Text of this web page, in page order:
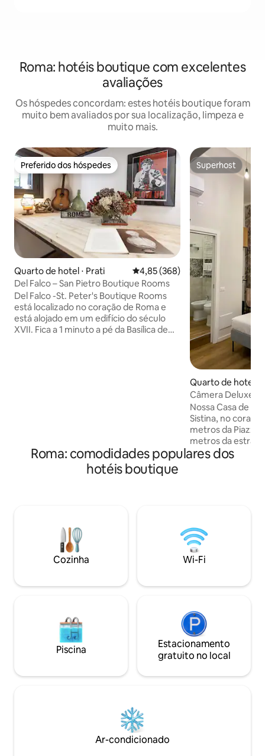
Roma: hotéis boutique com excelentes
avaliações
Os hóspedes concordam: estes hotéis boutique foram
muito bem avaliados por sua localização, limpeza e
muito mais.
Preferido dos hóspedes
Preferido dos hóspedes
Quarto de hotel ⋅ Prati 4,85 de uma avaliação média de
4,85 (368)
Del Falco – San Pietro Boutique Rooms
Del Falco -St. Peter's Boutique Rooms
está localizado no coração de Roma e
está alojado em um edifício do século
XVII. Fica a 1 minuto a pé da Basílica de
GRATUITO.
Superhost
Superhost
Quarto de hotel ⋅
Câmera Deluxe -
Venue Sistina
Nossa Casa de
Sistina, no
metros da Piazza
metros da
"predestinado"
roupa de cama,
preço. Aguardamos seu contato! Há
uma surpresa
chegada para
Roma: comodidades populares dos
hotéis boutique
Cozinha Wi-Fi
Piscina
Estacionamento
gratuito no local
Ar-condicionado